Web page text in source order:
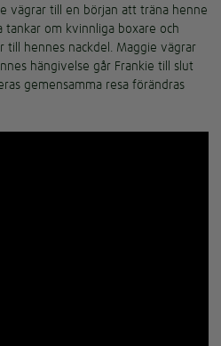
vägrar till en början att träna henne
om kvinnliga boxare och
till hennes nackdel. Maggie vägrar
hängivelse går Frankie till slut
gemensamma resa förändras